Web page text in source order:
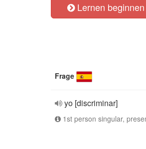
Lernen beginnen
Frage
yo [discriminar]
1st person singular,